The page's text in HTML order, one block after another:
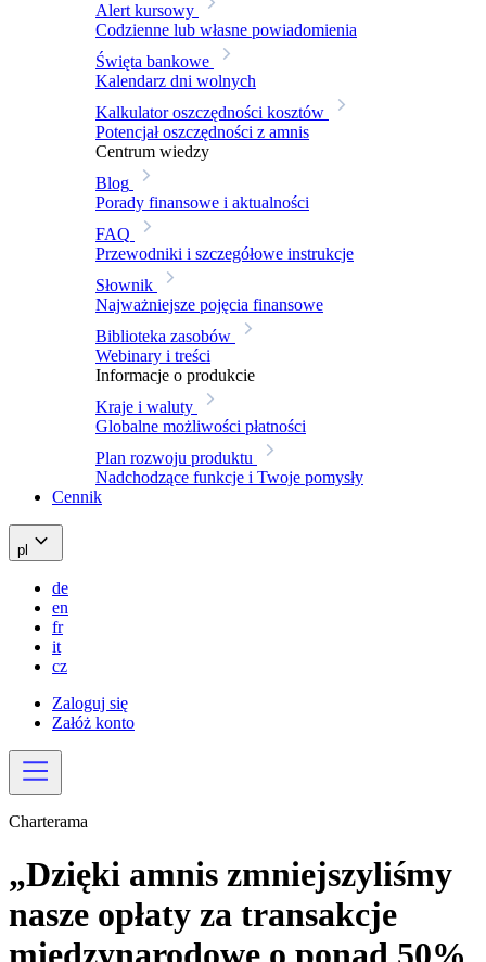
Alert kursowy
Codzienne lub własne powiadomienia
Święta bankowe
Kalendarz dni wolnych
Kalkulator oszczędności kosztów
Potencjał oszczędności z amnis
Centrum wiedzy
Blog
Porady finansowe i aktualności
FAQ
Przewodniki i szczegółowe instrukcje
Słownik
Najważniejsze pojęcia finansowe
Biblioteka zasobów
Webinary i treści
Informacje o produkcie
Kraje i waluty
Globalne możliwości płatności
Plan rozwoju produktu
Nadchodzące funkcje i Twoje pomysły
Cennik
pl
de
en
fr
it
cz
Zaloguj się
Załóż konto
Charterama
„Dzięki amnis zmniejszyliśmy
nasze opłaty za transakcje